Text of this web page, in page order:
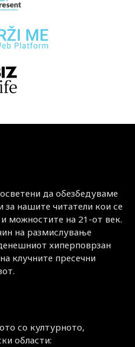
да обезбедуваме
за нашите читатели кои се
можностите на 21-от век.
на размислување
хиперповрзан
клучните пресечни
со културното,
области: